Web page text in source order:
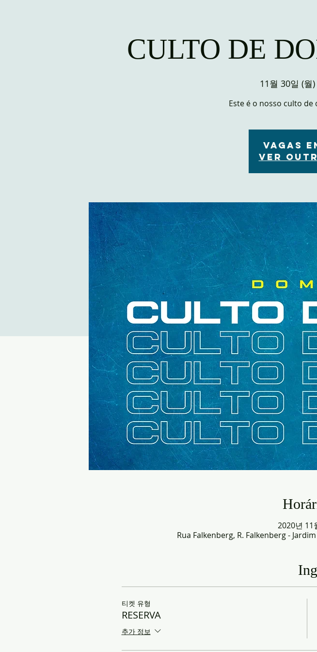
CULTO DE
11월 30일 (월)
Este é o nosso culto de
VAGAS
Ver
2020년 11
Rua Falkenberg, R. Falkenberg -
티켓 유형
RESERVA
추가 정보